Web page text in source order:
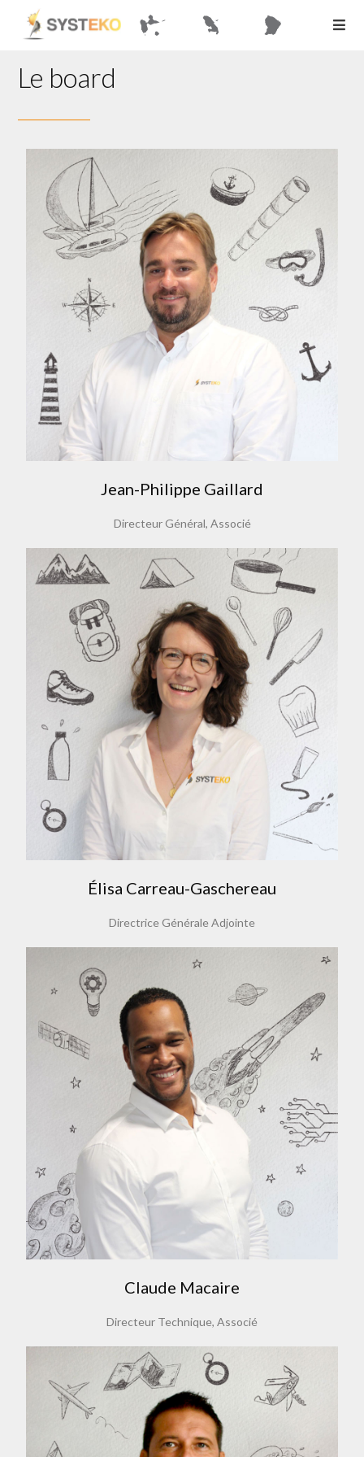
Le board
Jean-Philippe Gaillard
Directeur Général, Associé
Élisa Carreau-Gaschereau
Directrice Générale Adjointe
Claude Macaire
Directeur Technique, Associé